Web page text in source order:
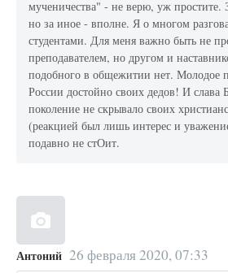
мученичества" - не верю, уж простите.
но за иное - вполне. Я о многом
студентами. Для меня важно быть не
преподавателем, но другом и
подобного в общежитии нет. Молодое
России достойно своих дедов! И слава
поколение не скрывало своих
(реакцией был лишь интерес и
подавно не стОит.
Антоний 26 февраля 2020, 07:33